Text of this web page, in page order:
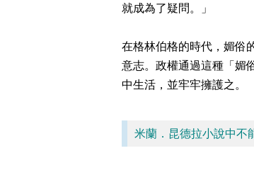
就成為了疑問。」
在格林伯格的時代，媚俗
意志。政權通過這種「媚
中生活，並牢牢擁護之。
米蘭．昆德拉小說中不